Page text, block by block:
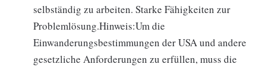
selbständig zu arbeiten. Starke Fähigkeiten zur
Problemlösung.Hinweis:Um die
Einwanderungsbestimmungen der USA und andere
gesetzliche Anforderungen zu erfüllen, muss die